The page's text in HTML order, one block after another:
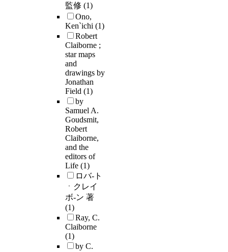
監修 (1)
Ono,
Ken`ichi (1)
Robert
Claiborne ;
star maps
and
drawings by
Jonathan
Field (1)
by
Samuel A.
Goudsmit,
Robert
Claiborne,
and the
editors of
Life (1)
ロバ-ト
ㆍクレイ
ボ-ン 著
(1)
Ray, C.
Claiborne
(1)
by C.